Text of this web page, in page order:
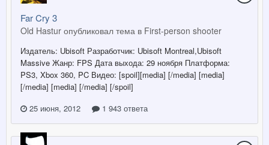
Far Cry 3
Old Hastur опубликовал тема в First-person shooter
Издатель: Ubisoft Разработчик: Ubisoft Montreal,Ubisoft
Massive Жанр: FPS Дата выхода: 29 ноября Платформа:
PS3, Xbox 360, PC Видео: [spoil][media] [/media] [media]
[/media] [media] [/media] [/spoil]
25 июня, 2012
1 943 ответа